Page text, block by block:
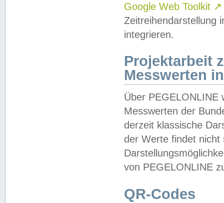
Google Web Toolkit ↗
Zeitreihendarstellung
integrieren.
Projektarbeit
Messwerten
Über PEGELONLINE
Messwerten der
derzeit klassische
der Werte findet
von PEGELONLINE
QR-Codes